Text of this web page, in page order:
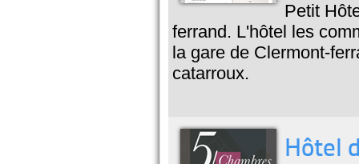
Petit
ferrand. L'hôtel les
la gare de Clermont-
catarroux.
Hôtel